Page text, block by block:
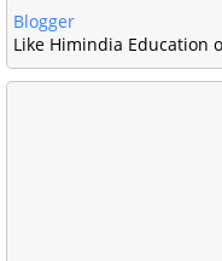
Blogger
Like Himindia Education